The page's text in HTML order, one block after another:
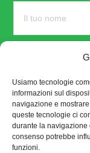
Usiamo tecnologie
informazioni sul
navigazione e
queste tecnologie ci
durante la navigazione
consenso potrebbe
funzioni.